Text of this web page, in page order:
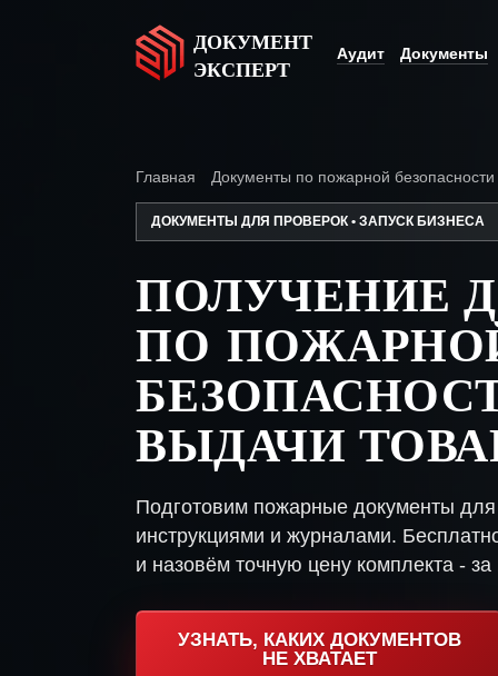
ДОКУМЕНТ
ЭКСПЕРТ
Аудит Документы
Главная Документы по пожарной безопасности
ДОКУМЕНТЫ ДЛЯ ПРОВЕРОК • ЗАПУСК БИЗНЕСА
ПОЛУЧЕНИЕ
ПО
ВЫДАЧИ
Подготовим пожарные документы
инструкциями и журналами.
и назовём точную цену комплекта - за
УЗНАТЬ, КАКИХ ДОКУМЕНТОВ
НЕ ХВАТАЕТ